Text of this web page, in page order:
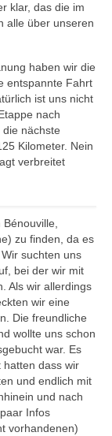
klar, das die im
alle über unseren
haben wir die
entspannte Fahrt
ist uns nicht
nach
nächste
Kilometer. Nein
verbreitet
zu finden, da es
suchten uns
bei der wir mit
Als wir allerdings
wir eine
Die freundliche
wollte uns schon
war. Es
hatten dass wir
und endlich mit
und nach
Infos
vorhandenen)